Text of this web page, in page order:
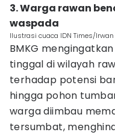
3. Warga rawan
waspada
Ilustrasi cuaca IDN Times/
BMKG
tinggal di wilayah
terhadap potensi
hingga pohon
warga diimbau
tersumbat,